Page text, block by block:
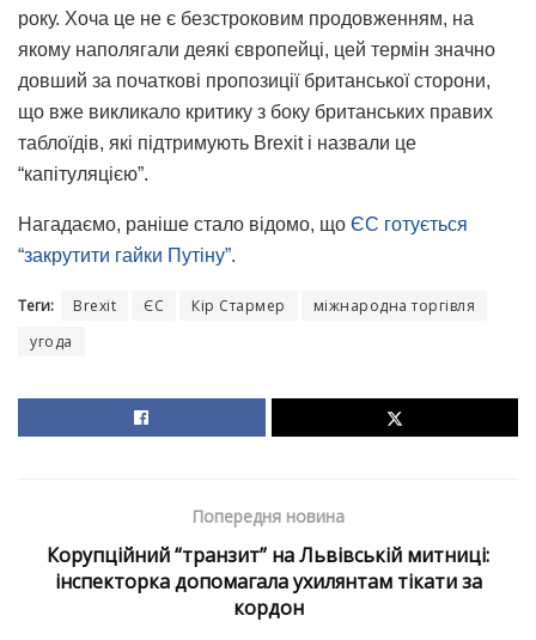
року. Хоча це не є безстроковим продовженням, на
якому наполягали деякі європейці, цей термін значно
довший за початкові пропозиції британської сторони,
що вже викликало критику з боку британських правих
таблоїдів, які підтримують Brexit і назвали це
“капітуляцією”.
Нагадаємо, раніше стало відомо, що ЄС готується
“закрутити гайки Путіну”.
Теги: Brexit ЄС Кір Стармер
міжнародна торгівля
угода
Попередня новина
Корупційний “транзит” на Львівській митниці:
інспекторка допомагала ухилянтам тікати за
кордон